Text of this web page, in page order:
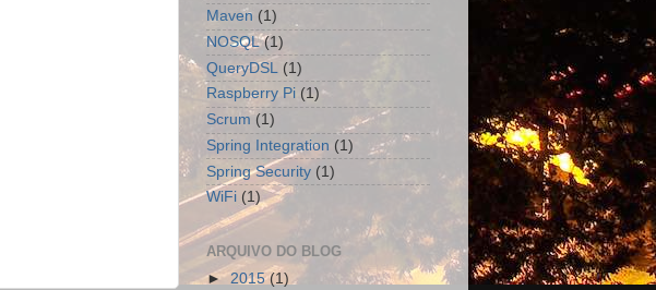
Maven (1)
NOSQL (1)
QueryDSL
(1)
Raspberry Pi (1)
Scrum (1)
Spring Integration (1)
Spring Security (1)
WiFi (1)
ARQUIVO DO BLOG
►2015(1)